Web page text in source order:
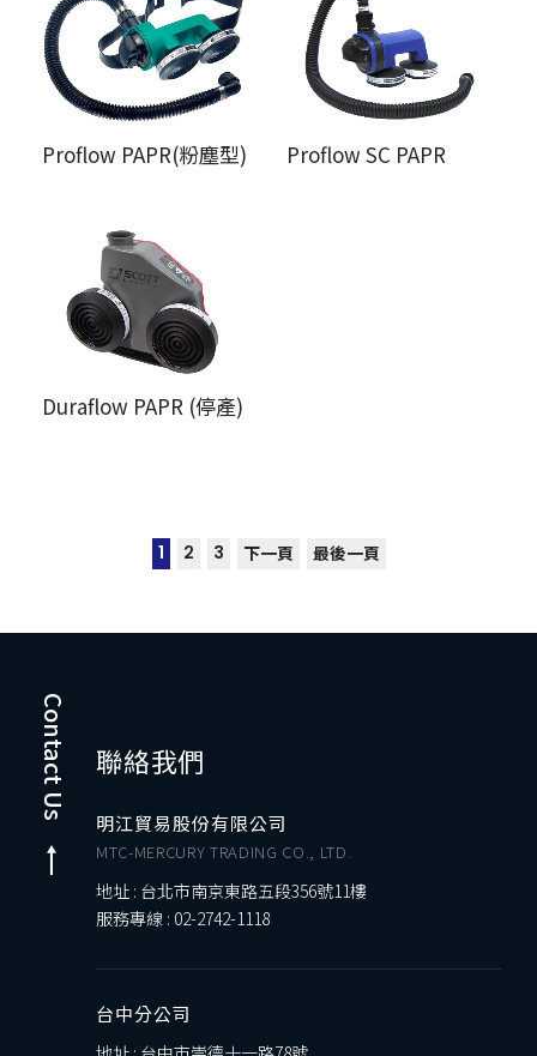
Proflow PAPR(粉塵型) Proflow SC PAPR
Duraflow PAPR (停產)
1 2 3 下一頁 最後一頁
Contact Us 聯絡我們
明江貿易股份有限公司
MTC-MERCURY TRADING CO., LTD.
地址 : 台北市南京東路五段356號11樓
服務專線 : 02-2742-1118
台中分公司